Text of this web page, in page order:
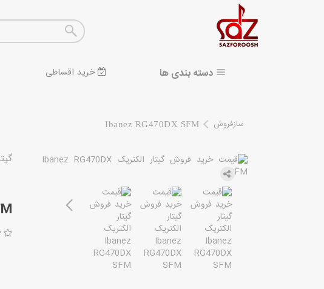
دسته بندی ها خرید اقساطی
سازفروش Ibanez RG470DX SFM